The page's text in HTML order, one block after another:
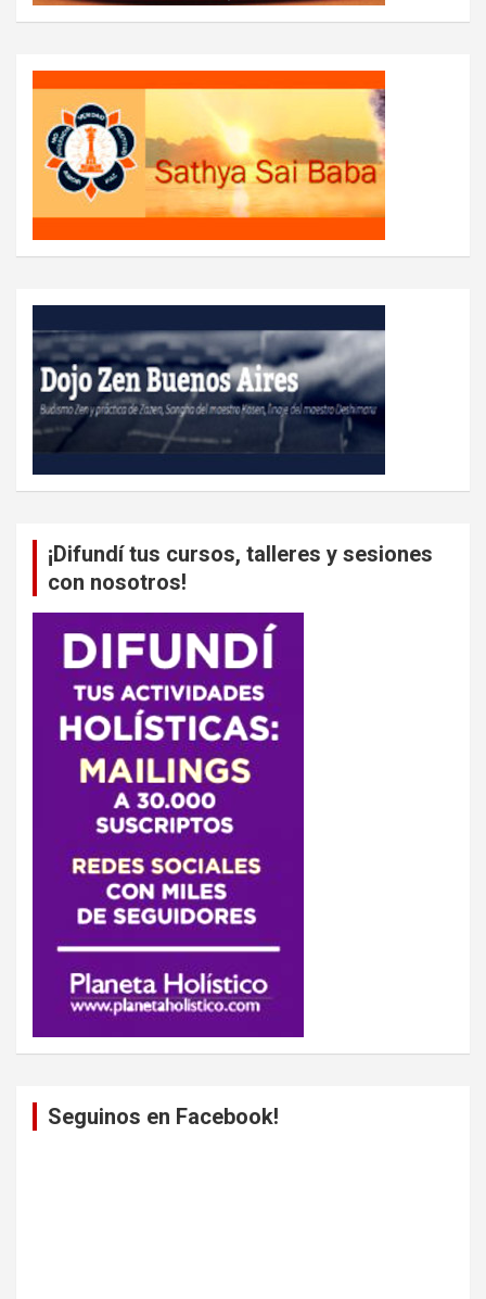
¡Difundí tus cursos, talleres y sesiones
con nosotros!
Seguinos en Facebook!